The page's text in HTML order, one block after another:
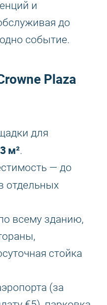
и
до
событие.
Plaza
для
м².
— до
отдельных
всему зданию,
стойка
(за